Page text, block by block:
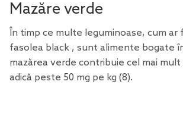
Mazăre verde
În timp ce multe leguminoase, cum ar
fasolea black , sunt alimente bogate
mazărea verde contribuie cel mai mult
adică peste 50 mg pe kg (8).